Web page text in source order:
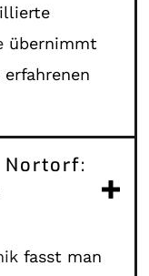
übernimmt
fasst man